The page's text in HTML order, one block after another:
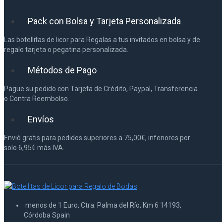
Pack con Bolsa y Tarjeta Personalizada
Las botellitas de licor para Regalas a tus invitados en bolsa y de
regalo tarjeta o pegatina personalizada.
Métodos de Pago
Pague su pedido con Tarjeta de Crédito, Paypal, Transferencia
o Contra Reembolso.
Envíos
Envió gratis para pedidos superiores a 75,00€, inferiores por
solo 6,95€ más IVA.
menos de 1 Euro, Ctra. Palma del Río, Km 6 14193,
Córdoba Spain